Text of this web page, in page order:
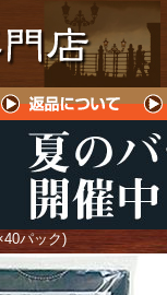
パック)